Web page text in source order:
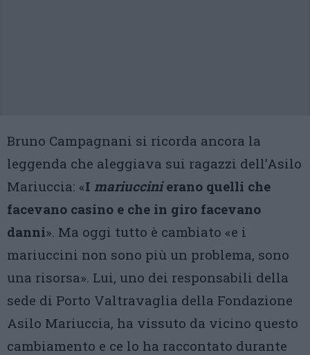
Bruno Campagnani si ricorda ancora la
leggenda che aleggiava sui ragazzi dell’Asilo
Mariuccia: «I mariuccinierano quelli che
facevano casino e che in giro facevano
danni». Ma oggi tutto è cambiato «e i
mariuccini non sono più un problema, sono
una risorsa». Lui, uno dei responsabili della
sede di Porto Valtravaglia della Fondazione
Asilo Mariuccia, ha vissuto da vicino questo
cambiamento e ce lo ha raccontato durante